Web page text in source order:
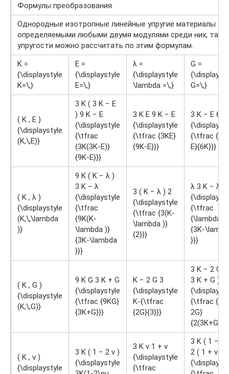
Формулы преобразования
Однородные изотропные линейные упругие материалы
определяемыми любыми двумя модулями среди них;
упругости можно рассчитать по этим формулам.
K =
{\displaystyle
K=\,}
E =
{\displaystyle
E=\,}
λ =
{\displaystyle
\lambda =\,}
G =
G=\,}
( K , E )
{\displaystyle
(K,\,E)}
3 K ( 3 K − E
) 9 K − E
{\displaystyle
{\tfrac
{3K(3K-E)}
{9K-E}}}
3 K E 9 K − E
{\displaystyle
{\tfrac {3KE}
{9K-E}}}
3 K − E 6 K
{\tfrac
E}{6K}}}
( K , λ )
{\displaystyle
(K,\,\lambda
)}
9 K ( K − λ )
3 K − λ
{\displaystyle
{\tfrac
{9K(K-
\lambda )}
{3K-\lambda
}}}
3 ( K − λ ) 2
{\displaystyle
{\tfrac {3(K-
\lambda )}
{2}}}
λ 3 K − λ
{\tfrac
{\lambda }
{3K-
}}}
( K , G )
{\displaystyle
(K,\,G)}
9 K G 3 K + G
{\displaystyle
{\tfrac {9KG}
{3K+G}}}
K − 2 G 3
{\displaystyle
K-{\tfrac
{2G}{3}}}
3 K − 2 G
3 K + G )
{\tfrac
2G}
{2(3K+G)}}}
( K , ν )
{\displaystyle
3 K ( 1 − 2 ν )
{\displaystyle
3 K ν 1 + ν
{\displaystyle
{\tfrac
3 K ( 1 − 2
2 ( 1 + ν )